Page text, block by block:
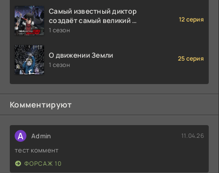
Самый известный диктор
создаёт самый великий в
мире клан
1 сезон
12 серия
О движении Земли
1 сезон
25 серия
Комментируют
A Admin 11.04.26
тест коммент
ФОРСАЖ 10